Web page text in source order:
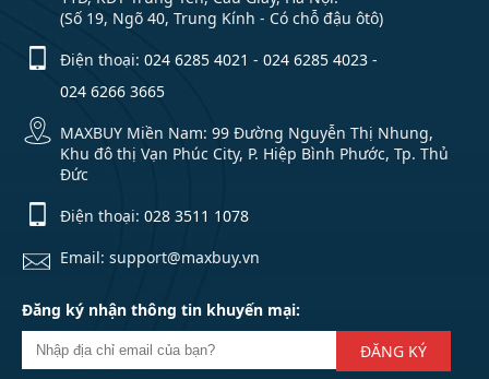
(Số 19, Ngõ 40, Trung Kính - Có chỗ đậu ôtô)
Điện thoại: 024 6285 4021 - 024 6285 4023 -
024 6266 3665
MAXBUY Miền Nam: 99 Đường Nguyễn Thị Nhung,
Khu đô thị Vạn Phúc City, P. Hiệp Bình Phước, Tp. Thủ
Đức
Điện thoại: 028 3511 1078
Email: support@maxbuy.vn
Đăng ký nhận thông tin khuyến mại:
ĐĂNG KÝ